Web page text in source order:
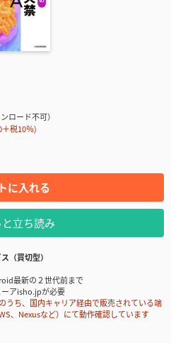
ロード不可）
税10％)
に入れる
立ち読み
（買切型）
最新の２世代前まで
アisho.jpが必要
ち、国内キャリア経由で販売されている端
、Nexusなど）にて動作確認しています